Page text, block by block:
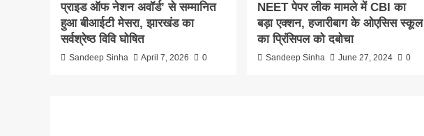
प्राइड ऑफ नेशन अवॉर्ड’ से सम्मानित
हुआ बीआईटी मेसरा, झारखंड का
सर्वश्रेष्ठ विवि घोषित
Sandeep Sinha April 7, 2026 0
NEET पेपर लीक मामले में CBI का
बड़ा एक्शन, हजारीबाग के ओएसिस स्कूल
का प्रिंसिपल को दबोचा
Sandeep Sinha June 27, 2024 0